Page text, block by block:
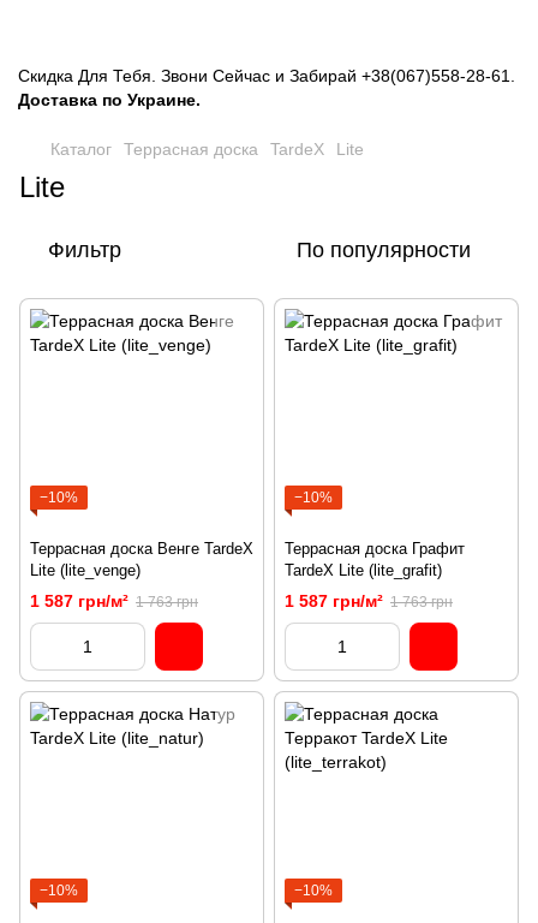
Скидка Для Тебя. Звони Сейчас и Забирай +38(067)558-28-61
Доставка по Украине.
Каталог Террасная доска TardeX Lite
Lite
Фильтр По популярности
−10%
Террасная доска Венге TardeX
Lite (lite_venge)
1 587 грн/м² 1 763 грн
−10%
Террасная доска Графит
TardeX Lite (lite_grafit)
1 587 грн/м² 1 763 грн
−10% −10%